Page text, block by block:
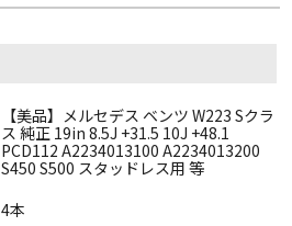
【美品】メルセデス ベンツ W223 Sクラ
ス 純正 19in 8.5J +31.5 10J +48.1
PCD112 A2234013100 A2234013200
S450 S500 スタッドレス用 等
4本